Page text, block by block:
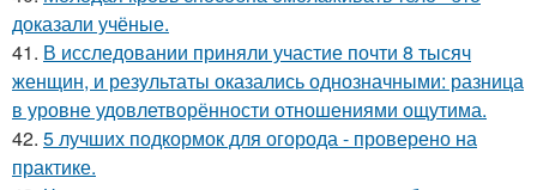
доказали учёные.
41. В исследовании приняли участие почти 8 тысяч
женщин, и результаты оказались однозначными: разница
в уровне удовлетворённости отношениями ощутима.
42. 5 лучших подкормок для огорода - проверено на
практике.